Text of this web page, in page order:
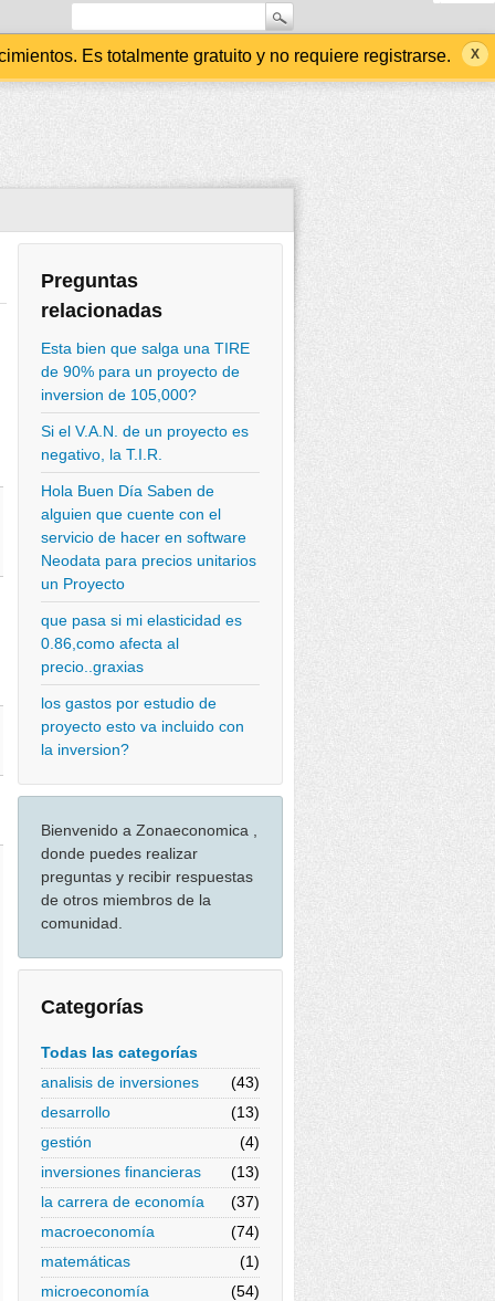
Es totalmente gratuito y no requiere registrarse.
Preguntas
relacionadas
Esta bien que salga una TIRE
de 90% para un proyecto de
inversion de 105,000?
Si el V.A.N. de un proyecto es
negativo, la T.I.R.
Hola Buen Día Saben de
alguien que cuente con el
servicio de hacer en software
Neodata para precios unitarios
un Proyecto
que pasa si mi elasticidad es
0.86,como afecta al
precio..graxias
los gastos por estudio de
proyecto esto va incluido con
la inversion?
Bienvenido a Zonaeconomica ,
donde puedes realizar
preguntas y recibir respuestas
de otros miembros de la
comunidad.
Categorías
Todas las categorías
analisis de inversiones
(43)
desarrollo
(13)
gestión
(4)
inversiones financieras
(13)
la carrera de economía
(37)
macroeconomía
(74)
matemáticas
(1)
microeconomía
(54)